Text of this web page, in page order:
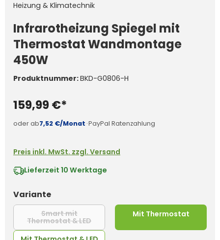
Heizung & Klimatechnik
Infrarotheizung Spiegel mit
Thermostat Wandmontage
450W
Produktnummer:BKD-G0806-H
159,99 €*
oder ab7,52 €/Monat ·PayPal Ratenzahlung
Preis inkl. MwSt. zzgl. Versand
Lieferzeit 10 Werktage
Varianteauswählen
Smart mit
Thermostat & LED(Diese Option ist zurzeit nicht
Mit Thermostat